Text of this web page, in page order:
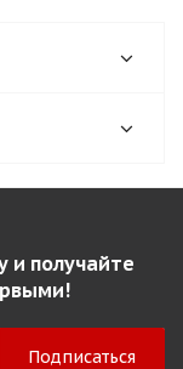
и получайте